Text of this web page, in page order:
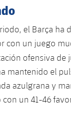
el Barça ha
con un juego
ofensiva de
mantenido el
azulgrana y
un 41-46